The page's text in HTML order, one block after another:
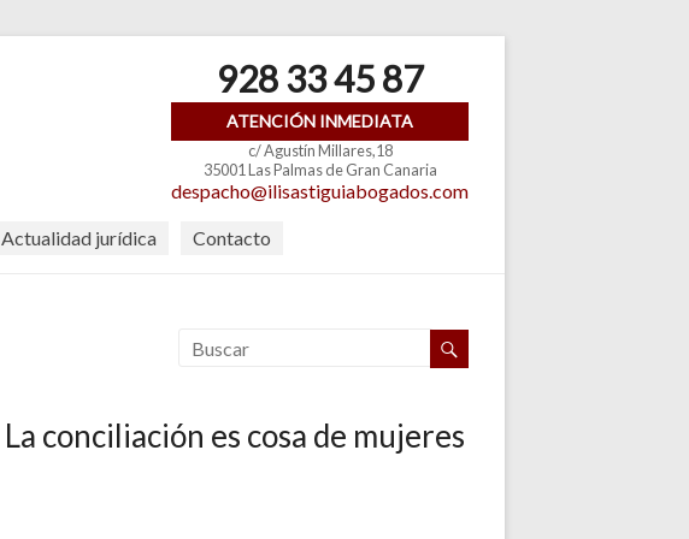
928 33 45 87
ATENCIÓN INMEDIATA
c/ Agustín Millares,18
35001 Las Palmas de Gran Canaria
despacho@ilisastiguiabogados.com
Actualidad jurídica Contacto
La conciliación es cosa de mujeres